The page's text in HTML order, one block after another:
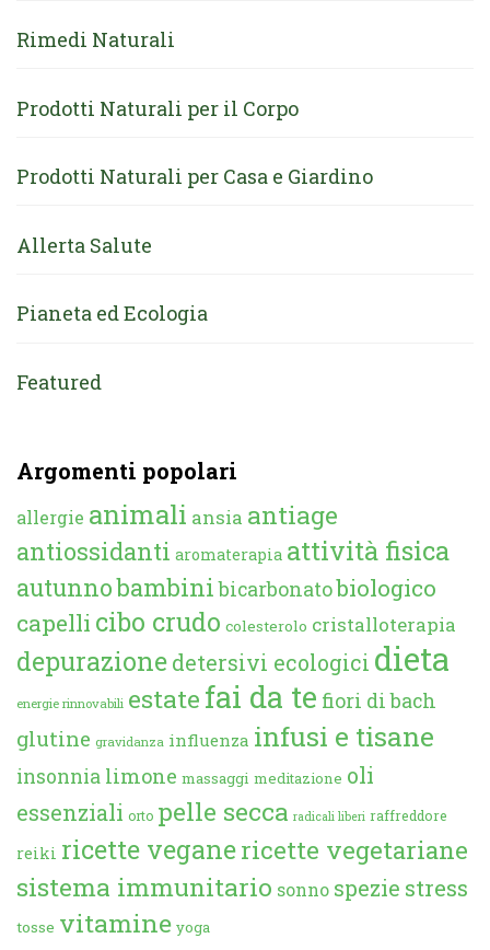
Rimedi Naturali
Prodotti Naturali per il Corpo
Prodotti Naturali per Casa e Giardino
Allerta Salute
Pianeta ed Ecologia
Featured
Argomenti popolari
allergie animali ansia antiage
antiossidanti aromaterapia attività fisica
autunnobambini bicarbonatobiologico
capelli cibo crudo colesterolo cristalloterapia
depurazione detersivi ecologici dieta
energie rinnovabili estate fai da te fiori di bach
glutine gravidanza influenza infusi e tisane
insonnia limone massaggi meditazione oli
essenziali orto pelle secca radicali liberi raffreddore
reiki ricette veganericette vegetariane
sistema immunitario sonno spezie stress
tosse vitamine yoga